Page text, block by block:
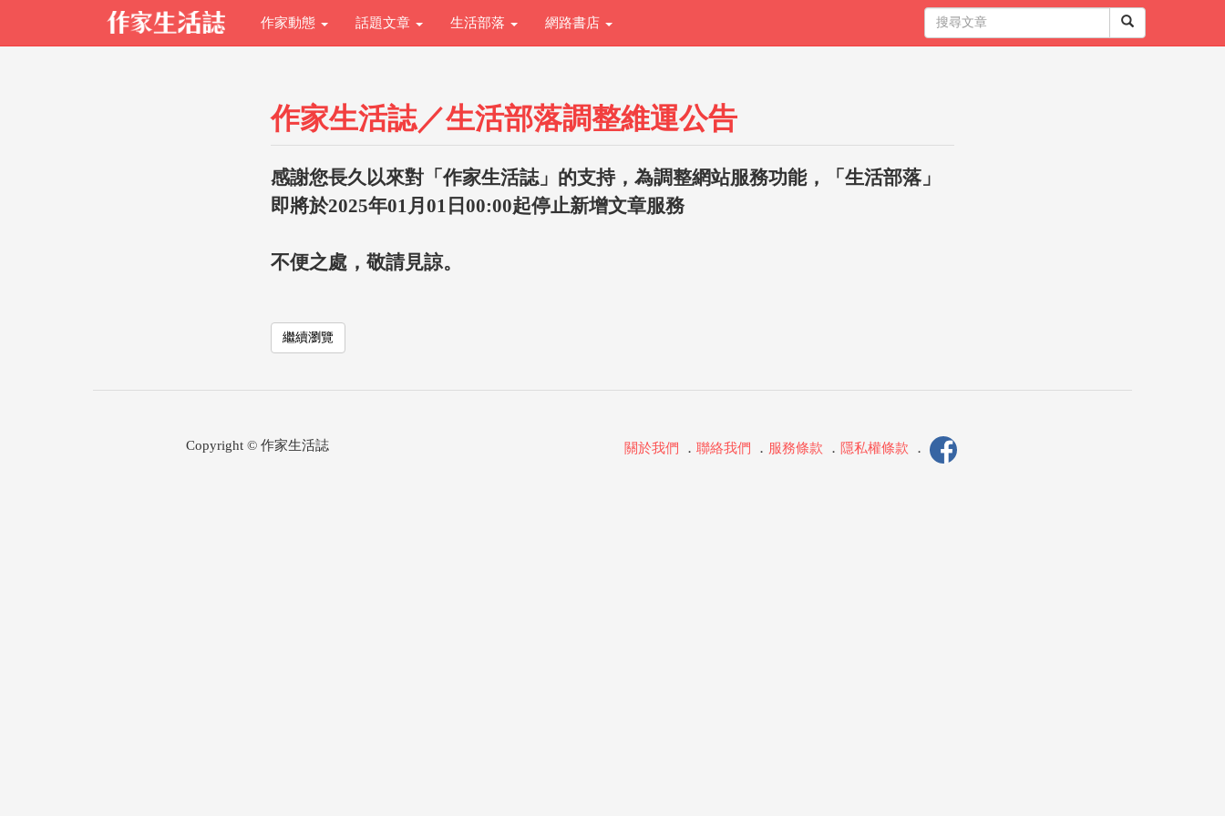
作家動態 話題文章 生活部落 網路書店
作家生活誌／生活部落調整維運公告
感謝您長久以來對「作家生活誌」的支持，為調整網站服務功能，「生活部落」
即將於2025年01月01日00:00起停止新增文章服務
不便之處，敬請見諒。
繼續瀏覽
Copyright © 作家生活誌 關於我們 ． 聯絡我們 ． 服務條款 ． 隱私權條款 ．